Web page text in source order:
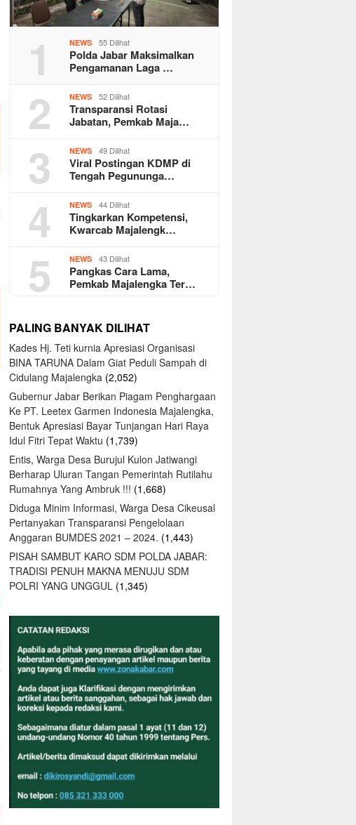
1 NEWS 55 Dilihat
Polda Jabar Maksimalkan
Pengamanan Laga …
2 NEWS 52 Dilihat
Transparansi Rotasi
Jabatan, Pemkab Maja…
3 NEWS 49 Dilihat
Viral Postingan KDMP di
Tengah Pegununga…
4 NEWS 44 Dilihat
Tingkarkan Kompetensi,
Kwarcab Majalengk…
5 NEWS 43 Dilihat
Pangkas Cara Lama,
Pemkab Majalengka Ter…
PALING BANYAK DILIHAT
Kades Hj. Teti kurnia Apresiasi Organisasi
BINA TARUNA Dalam Giat Peduli Sampah di
Cidulang Majalengka (2,052)
Gubernur Jabar Berikan Piagam Penghargaan
Ke PT. Leetex Garmen Indonesia Majalengka,
Bentuk Apresiasi Bayar Tunjangan Hari Raya
Idul Fitri Tepat Waktu (1,739)
Entis, Warga Desa Burujul Kulon Jatiwangi
Berharap Uluran Tangan Pemerintah Rutilahu
Rumahnya Yang Ambruk !!! (1,668)
Diduga Minim Informasi, Warga Desa Cikeusal
Pertanyakan Transparansi Pengelolaan
Anggaran BUMDES 2021 – 2024. (1,443)
PISAH SAMBUT KARO SDM POLDA JABAR:
TRADISI PENUH MAKNA MENUJU SDM
POLRI YANG UNGGUL (1,345)